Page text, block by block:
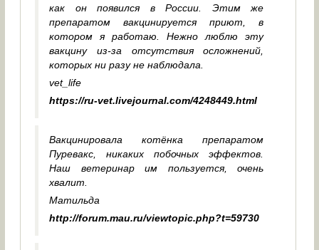
как он появился в России. Этим же
препаратом вакцинируется приют, в
котором я работаю. Нежно люблю эту
вакцину из-за отсутствия осложнений,
которых ни разу не наблюдала.
vet_life
https://ru-vet.livejournal.com/4248449.html
Вакцинировала котёнка препаратом
Пуревакс, никаких побочных эффектов.
Наш ветеринар им пользуется, очень
хвалит.
Матильда
http://forum.mau.ru/viewtopic.php?t=59730